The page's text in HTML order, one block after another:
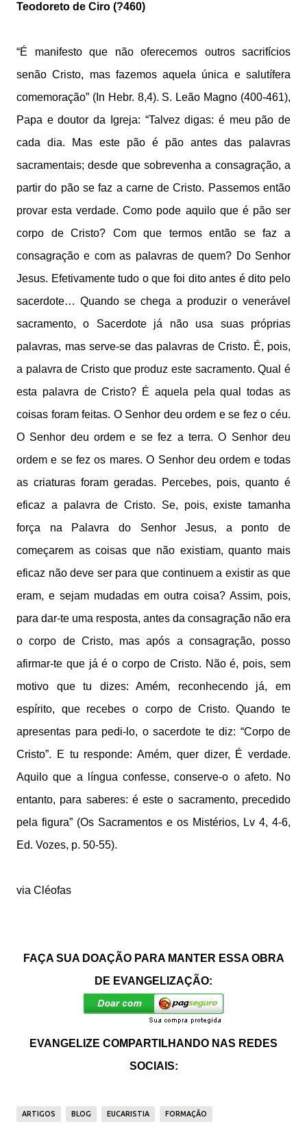
Teodoreto de Ciro (?460)
“É manifesto que não oferecemos outros sacrifícios
senão Cristo, mas fazemos aquela única e salutífera
comemoração” (In Hebr. 8,4). S. Leão Magno (400-461),
Papa e doutor da Igreja: “Talvez digas: é meu pão de
cada dia. Mas este pão é pão antes das palavras
sacramentais; desde que sobrevenha a consagração, a
partir do pão se faz a carne de Cristo. Passemos então
provar esta verdade. Como pode aquilo que é pão ser
corpo de Cristo? Com que termos então se faz a
consagração e com as palavras de quem? Do Senhor
Jesus. Efetivamente tudo o que foi dito antes é dito pelo
sacerdote… Quando se chega a produzir o venerável
sacramento, o Sacerdote já não usa suas próprias
palavras, mas serve-se das palavras de Cristo. É, pois,
a palavra de Cristo que produz este sacramento. Qual é
esta palavra de Cristo? É aquela pela qual todas as
coisas foram feitas. O Senhor deu ordem e se fez o céu.
O Senhor deu ordem e se fez a terra. O Senhor deu
ordem e se fez os mares. O Senhor deu ordem e todas
as criaturas foram geradas. Percebes, pois, quanto é
eficaz a palavra de Cristo. Se, pois, existe tamanha
força na Palavra do Senhor Jesus, a ponto de
começarem as coisas que não existiam, quanto mais
eficaz não deve ser para que continuem a existir as que
eram, e sejam mudadas em outra coisa? Assim, pois,
para dar-te uma resposta, antes da consagração não era
o corpo de Cristo, mas após a consagração, posso
afirmar-te que já é o corpo de Cristo. Não é, pois, sem
motivo que tu dizes: Amém, reconhecendo já, em
espírito, que recebes o corpo de Cristo. Quando te
apresentas para pedi-lo, o sacerdote te diz: “Corpo de
Cristo”. E tu responde: Amém, quer dizer, É verdade.
Aquilo que a língua confesse, conserve-o o afeto. No
entanto, para saberes: é este o sacramento, precedido
pela figura” (Os Sacramentos e os Mistérios, Lv 4, 4-6,
Ed. Vozes, p. 50-55).
via Cléofas
FAÇA SUA DOAÇÃO PARA MANTER ESSA OBRA
DE EVANGELIZAÇÃO:
EVANGELIZE COMPARTILHANDO NAS REDES
SOCIAIS:
ARTIGOS BLOG EUCARISTIA FORMAÇÃO